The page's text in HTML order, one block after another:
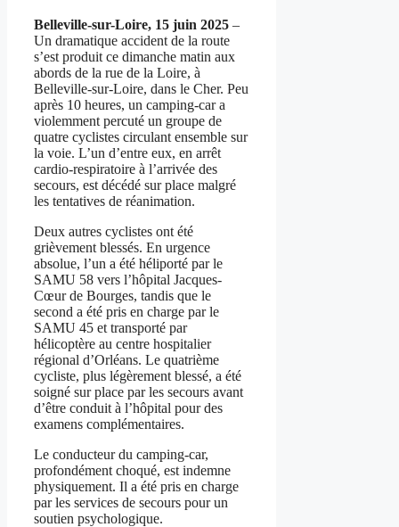
Belleville-sur-Loire, 15 juin 2025 –
Un dramatique accident de la route
s’est produit ce dimanche matin aux
abords de la rue de la Loire, à
Belleville-sur-Loire, dans le Cher. Peu
après 10 heures, un camping-car a
violemment percuté un groupe de
quatre cyclistes circulant ensemble sur
la voie. L’un d’entre eux, en arrêt
cardio-respiratoire à l’arrivée des
secours, est décédé sur place malgré
les tentatives de réanimation.
Deux autres cyclistes ont été
grièvement blessés. En urgence
absolue, l’un a été héliporté par le
SAMU 58 vers l’hôpital Jacques-
Cœur de Bourges, tandis que le
second a été pris en charge par le
SAMU 45 et transporté par
hélicoptère au centre hospitalier
régional d’Orléans. Le quatrième
cycliste, plus légèrement blessé, a été
soigné sur place par les secours avant
d’être conduit à l’hôpital pour des
examens complémentaires.
Le conducteur du camping-car,
profondément choqué, est indemne
physiquement. Il a été pris en charge
par les services de secours pour un
soutien psychologique.